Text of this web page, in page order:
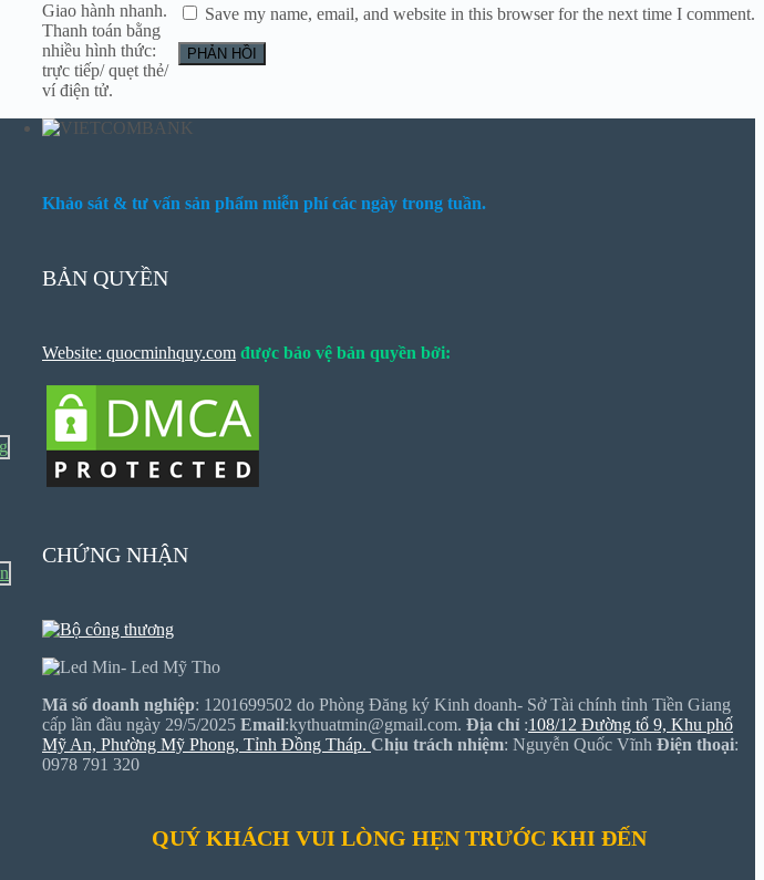
Save my name, email, and website in this browser for the next time I comment.
Giao hành nhanh.
Thanh toán bằng
nhiều hình thức:
trực tiếp/ quẹt thẻ/
ví điện tử.
Khảo sát & tư vấn sản phẩm miễn phí các ngày trong tuần.
BẢN QUYỀN
Website: quocminhquy.com được bảo vệ bản quyền bởi:
CHỨNG NHẬN
Mã số doanh nghiệp: 1201699502 do Phòng Đăng ký Kinh doanh- Sở Tài chính tỉnh Tiền Giang
cấp lần đầu ngày 29/5/2025 Email:kythuatmin@gmail.com. Địa chỉ :108/12 Đường tổ 9, Khu phố
Mỹ An, Phường Mỹ Phong, Tỉnh Đồng Tháp. Chịu trách nhiệm: Nguyễn Quốc Vĩnh Điện thoại:
0978 791 320
QUÝ KHÁCH VUI LÒNG HẸN TRƯỚC KHI ĐẾN